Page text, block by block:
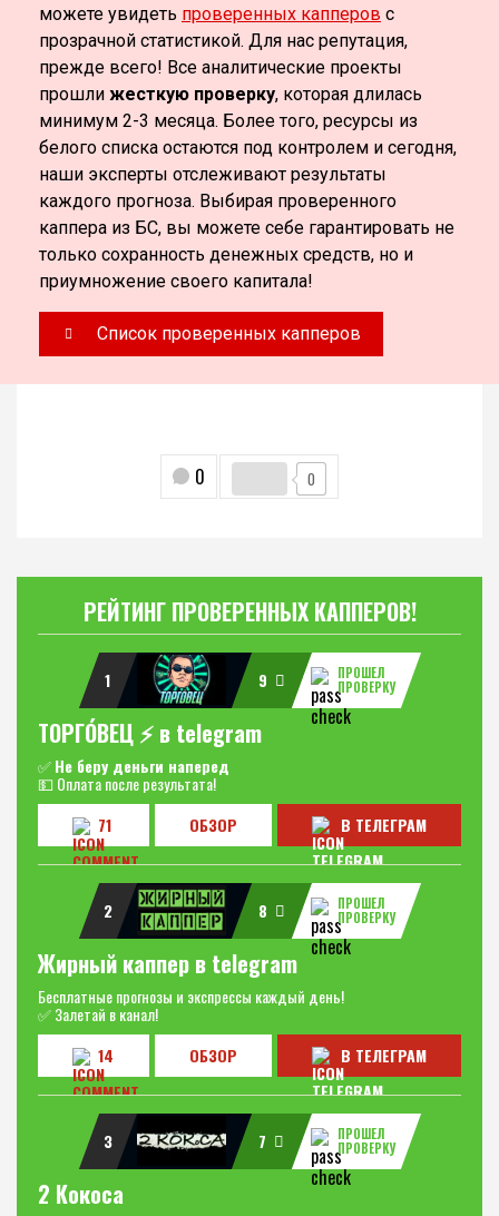
можете увидеть проверенных капперов с
прозрачной статистикой. Для нас репутация,
прежде всего! Все аналитические проекты
прошли жесткую проверку, которая длилась
минимум 2-3 месяца. Более того, ресурсы из
белого списка остаются под контролем и сегодня,
наши эксперты отслеживают результаты
каждого прогноза. Выбирая проверенного
каппера из БС, вы можете себе гарантировать не
только сохранность денежных средств, но и
приумножение своего капитала!
Список проверенных капперов
0 0
РЕЙТИНГ ПРОВЕРЕННЫХ КАППЕРОВ!
1 9
ПРОШЕЛ
ПРОВЕРКУ
ТОРГО́ВЕЦ ⚡️ в telegram
✅Не беру деньги наперед
💵 Оплата после результата!
71
ОБЗОР В ТЕЛЕГРАМ
2 8
ПРОШЕЛ
ПРОВЕРКУ
Жирный каппер в telegram
Бесплатные прогнозы и экспрессы каждый день!
✅ Залетай в канал!
14
ОБЗОР В ТЕЛЕГРАМ
3 7
ПРОШЕЛ
ПРОВЕРКУ
2 Кокоса